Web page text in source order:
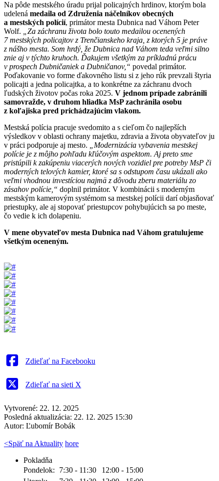
Na pôde mestského úradu prijal policajných hrdinov, ktorým bola
udelená medaila od Združenia náčelníkov obecných
a mestských polícií, primátor mesta Dubnica nad Váhom Peter
Wolf.
„Za záchranu života bolo touto medailou ocenených
7 mestských policajtov z Trenčianskeho kraja, z ktorých 5 je práve
z nášho mesta. Som hrdý, že Dubnica nad Váhom teda veľmi silno
znie aj v týchto kruhoch. Ďakujem všetkým za príkladnú prácu
v prospech Dubničaniek a Dubničanov,“ povedal primátor.
Poďakovanie vo forme ďakovného listu si z jeho rúk prevzali štyria
policajti a jedna policajtka, a to konkrétne za záchranu dvoch
ľudských životov počas roka 2025. V jednom prípade zabránili
samovražde, v druhom hliadka MsP zachránila osobu
z koľajiska pred prichádzajúcim vlakom.
Mestská polícia pracuje svedomito a s cieľom čo najlepších
výsledkov v oblasti ochrany majetku, zdravia a života obyvateľov ju
v práci podporuje aj mesto.
„Modernizácia vybavenia mestskej
polície je z môjho pohľadu kľúčovým aspektom. Aj preto sme
pristúpili k zakúpeniu viacerých nových vozidiel pre potreby MsP či
moderných telových kamier, ktoré sa s odstupom času ukázali ako
veľmi vhodnou investíciou najmä z dôvodu zberu materiálu zo
zásahov polície,“ doplnil primátor. V kombinácii s moderným
mestským kamerovým systémom sa mestskej polícii darí objasňovať
priestupky, ale aj stopovať priestupcov pohybujúcich sa po meste,
čo vedie k ich dolapeniu.
V mene obyvateľov mesta Dubnica nad Váhom gratulujeme
všetkým oceneným.
Zdieľať na Facebooku
Zdieľať na sieti X
Vytvorené: 22. 12. 2025
Posledná aktualizácia: 22. 12. 2025 15:30
Autor: Ľubomír Bobák
<Späť na Aktuality hore
Pokladňa
Pondelok:
7:30 - 11:30
12:00 - 15:00